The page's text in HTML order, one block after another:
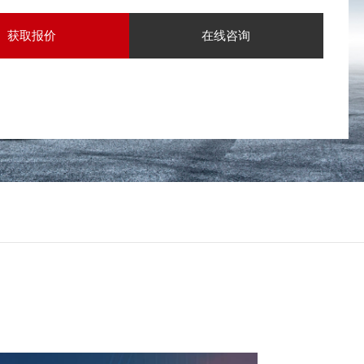
获取报价 在线咨询